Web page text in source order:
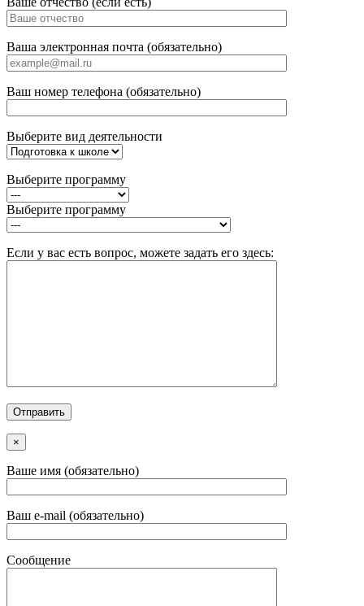
Ваша электронная почта (обязательно)
Ваш номер телефона (обязательно)
Выберите вид деятельности
Выберите программу
Выберите программу
Если у вас есть вопрос, можете задать его здесь:
×
Ваше имя (обязательно)
Ваш e-mail (обязательно)
Сообщение